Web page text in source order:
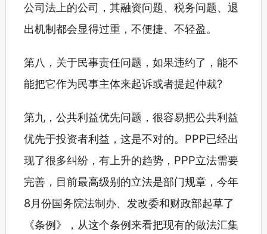
公司法上的公司，其融资问题、税务问题、退
出机制都会显得过重，不便捷、不轻盈。
第八，关于民事责任问题，如果违约了，能不
能把它作为民事主体来起诉或者提起仲裁?
第九，公共利益优先问题，很容易把公共利益
优先于投资者利益，这是不对的。PPP已经出
现了很多纠纷，有上升的趋势，PPP立法需要
完善，目前最高级别的立法是部门规章，今年
8月份国务院法制办、发改委和财政部起草了
《条例》，从这个条例来看把现有的做法汇集